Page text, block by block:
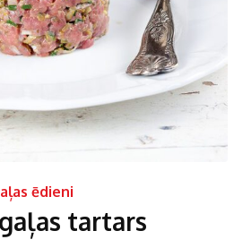
ēdieni
tartars